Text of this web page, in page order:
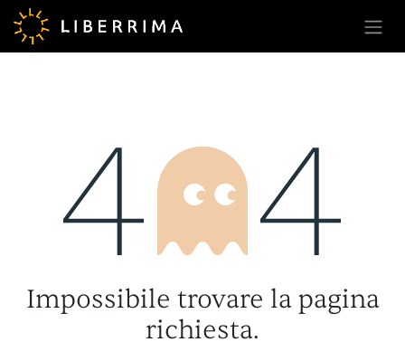
Passa al contenuto
Errore 404
Impossibile trovare la pagina
richiesta.